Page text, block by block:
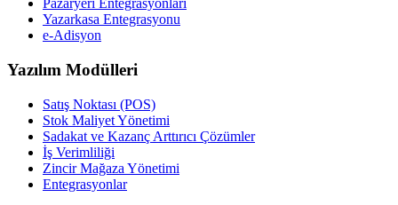
Pazaryeri Entegrasyonları
Yazarkasa Entegrasyonu
e-Adisyon
Yazılım Modülleri
Satış Noktası (POS)
Stok Maliyet Yönetimi
Sadakat ve Kazanç Arttırıcı Çözümler
İş Verimliliği
Zincir Mağaza Yönetimi
Entegrasyonlar